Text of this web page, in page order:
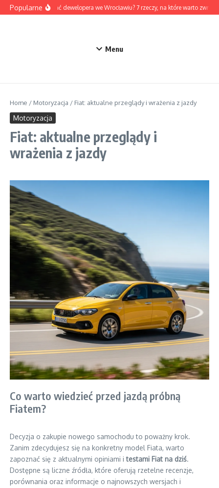
Przejdź do treści
PopularneJak wybrać dewelopera we Wrocławiu? 7 rzeczy, na które warto
Menu
Home / Motoryzacja / Fiat: aktualne przeglądy i wrażenia z jazdy
Motoryzacja
Fiat: aktualne przeglądy i
wrażenia z jazdy
Co warto wiedzieć przed jazdą próbną
Fiatem?
Decyzja o zakupie nowego samochodu to poważny krok.
Zanim zdecydujesz się na konkretny model Fiata, warto
zapoznać się z aktualnymi opiniami itestami Fiat na dziś.
Dostępne są liczne źródła, które oferują rzetelne recenzje,
porównania oraz informacje o najnowszych wersjach i